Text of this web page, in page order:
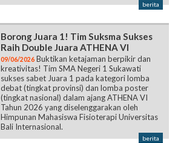
berita
Borong Juara 1! Tim Suksma Sukses
Raih Double Juara ATHENA VI
09/06/2026 Buktikan ketajaman berpikir dan
kreativitas! Tim SMA Negeri 1 Sukawati
sukses sabet Juara 1 pada kategori lomba
debat (tingkat provinsi) dan lomba poster
(tingkat nasional) dalam ajang ATHENA VI
Tahun 2026 yang diselenggarakan oleh
Himpunan Mahasiswa Fisioterapi Universitas
Bali Internasional.
berita